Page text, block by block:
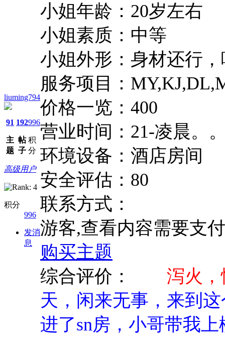
liuming794
91
主
题
192
帖
子
996
积
分
高级用户
积分
996
发消
息
小姐年龄：20岁左右
小姐素质：中等
小姐外形：身材还行
服务项目：
价格一览：400
营业时间：21-凌晨。
环境设备：酒店房间
安全评估：80
联系方式：
游客,查看内容需要支
购买主题
综合评价： 泻火
天，闲来无事，来到
进了sn房，小哥带我